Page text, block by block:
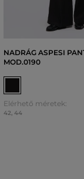
NADRÁG ASPESI
MOD.0190
Elérhető méretek:
42, 44